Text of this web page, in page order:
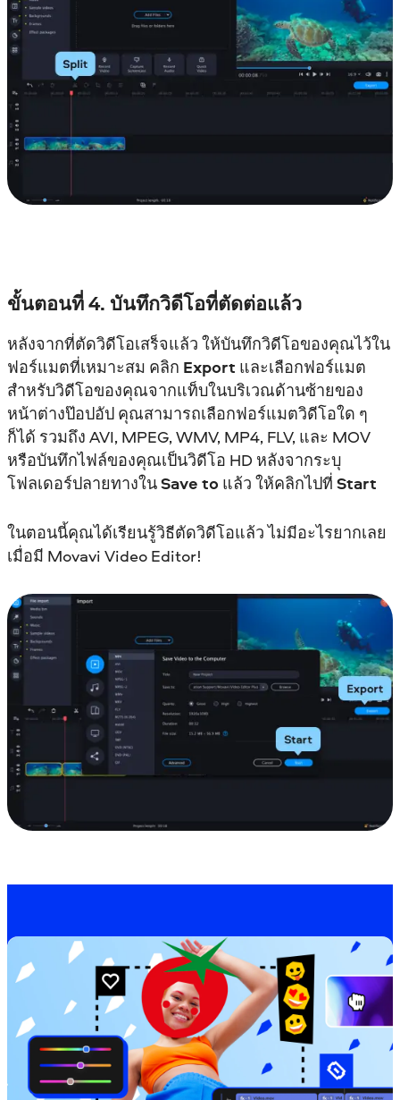
ขั้นตอนที่ 4. บันทึกวิดีโอที่ตัดต่อแล้ว
หลังจากที่ตัดวิดีโอเสร็จแล้ว ให้บันทึกวิดีโอของคุณไว้ใน
ฟอร์แมตที่เหมาะสม คลิก Export และเลือกฟอร์แมต
สำหรับวิดีโอของคุณจากแท็บในบริเวณด้านซ้ายของ
หน้าต่างป๊อปอัป คุณสามารถเลือกฟอร์แมตวิดีโอใด ๆ
ก็ได้ รวมถึง AVI, MPEG, WMV, MP4, FLV, และ MOV
หรือบันทึกไฟล์ของคุณเป็นวิดีโอ HD หลังจากระบุ
โฟลเดอร์ปลายทางในSave to แล้ว ให้คลิกไปที่ Start
ในตอนนี้คุณได้เรียนรู้วิธีตัดวิดีโอแล้ว ไม่มีอะไรยากเลย
เมื่อมี Movavi Video Editor!